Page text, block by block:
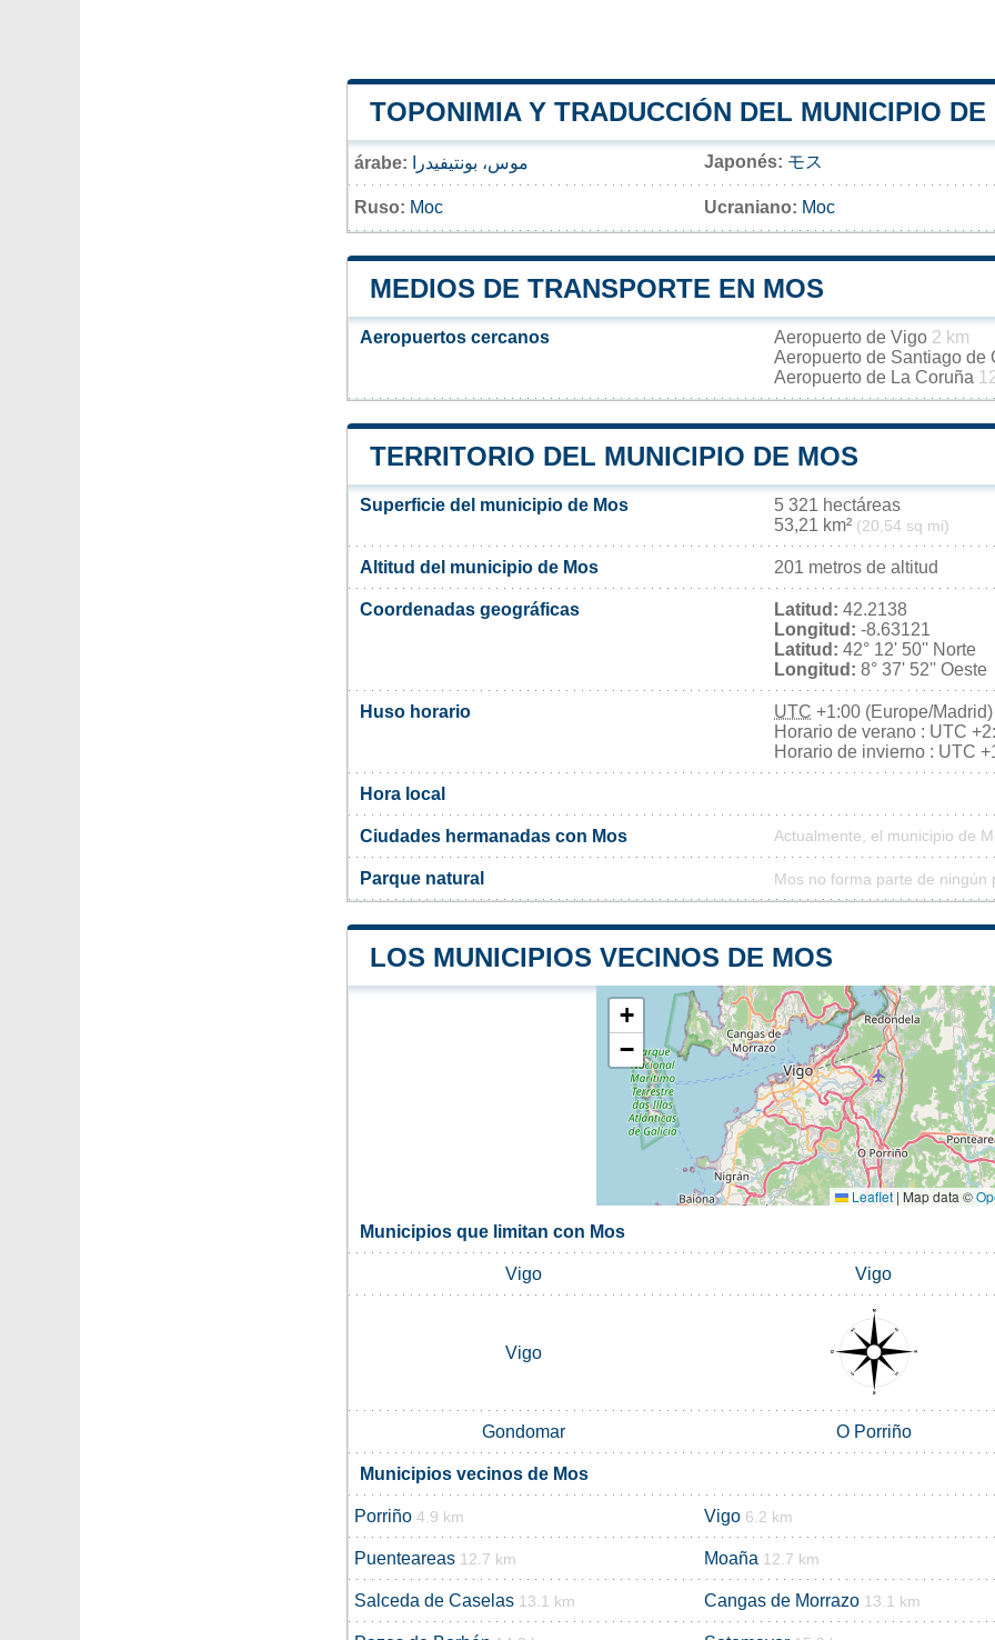
TOPONIMIA Y TRADUCCIÓN DEL MUNICIPIO DE
árabe: موس، بونتيفيدرا Japonés: モス
Ruso: Мос Ucraniano: Мос
MEDIOS DE TRANSPORTE EN MOS
Aeropuertos cercanos Aeropuerto de Vigo 2 km
Aeropuerto de Santiago de
Aeropuerto de La Coruña
TERRITORIO DEL MUNICIPIO DE MOS
Superficie del municipio de Mos
5 321 hectáreas
53,21 km² (20,54 sq mi)
Altitud del municipio de Mos 201 metros de altitud
Coordenadas geográficas Latitud: 42.2138
Longitud: -8.63121
Latitud: 42° 12' 50'' Norte
Longitud: 8° 37' 52'' Oeste
Huso horario UTC +1:00 (Europe/Madrid)
Horario de verano : UTC
Horario de invierno : UTC
Hora local
Ciudades hermanadas con Mos Actualmente, el municipio de
Parque natural Mos no forma parte de ningún
LOS MUNICIPIOS VECINOS DE MOS
+
−
Leaflet | Map data ©
Municipios que limitan con Mos
Vigo Vigo
Vigo
Gondomar O Porriño
Municipios vecinos de Mos
Porriño 4.9 km Vigo 6.2 km
Puenteareas 12.7 km Moaña 12.7 km
Salceda de Caselas 13.1 km Cangas de Morrazo 13.1 km